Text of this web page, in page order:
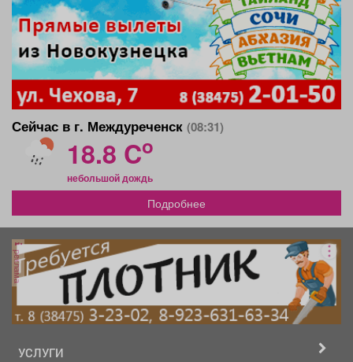
Сейчас в г. Междуреченск (08:31)
18.8 Co
небольшой дождь
Подробнее
реклама
УСЛУГИ